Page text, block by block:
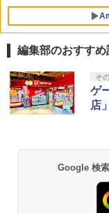
編集部のおすすめ
そ
ゲ
店
Google 検